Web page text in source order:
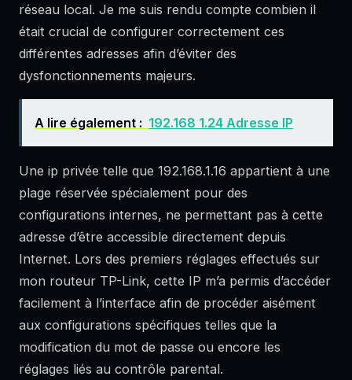
réseau local. Je me suis rendu compte combien il
était crucial de configurer correctement ces
différentes adresses afin d’éviter des
dysfonctionnements majeurs.
A lire également : 192.168 1.24 Adresse IP
Une ip privée telle que 192.168.1.16 appartient à une
plage réservée spécialement pour des
configurations internes, ne permettant pas à cette
adresse d’être accessible directement depuis
Internet. Lors des premiers réglages effectués sur
mon routeur TP-Link, cette IP m’a permis d’accéder
facilement à l’interface afin de procéder aisément
aux configurations spécifiques telles que la
modification du mot de passe ou encore les
réglages liés au contrôle parental.